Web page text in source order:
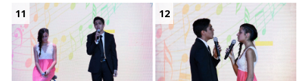
11 12